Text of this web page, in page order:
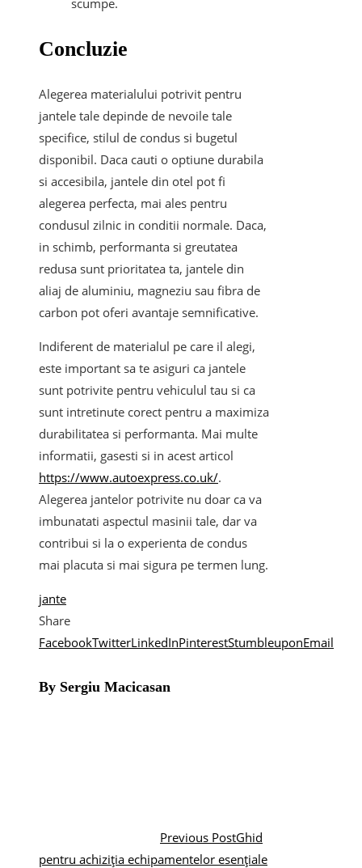
Concluzie
Alegerea materialului potrivit pentru
jantele tale depinde de nevoile tale
specifice, stilul de condus si bugetul
disponibil. Daca cauti o optiune durabila
si accesibila, jantele din otel pot fi
alegerea perfecta, mai ales pentru
condusul zilnic in conditii normale. Daca,
in schimb, performanta si greutatea
redusa sunt prioritatea ta, jantele din
aliaj de aluminiu, magneziu sau fibra de
carbon pot oferi avantaje semnificative.
Indiferent de materialul pe care il alegi,
este important sa te asiguri ca jantele
sunt potrivite pentru vehiculul tau si ca
sunt intretinute corect pentru a maximiza
durabilitatea si performanta. Mai multe
informatii, gasesti si in acest articol
https://www.autoexpress.co.uk/.
Alegerea jantelor potrivite nu doar ca va
imbunatati aspectul masinii tale, dar va
contribui si la o experienta de condus
mai placuta si mai sigura pe termen lung.
jante
Share
FacebookTwitterLinkedInPinterestStumbleuponEmail
By Sergiu Macicasan
Previous PostGhid
pentru achiziția echipamentelor esențiale